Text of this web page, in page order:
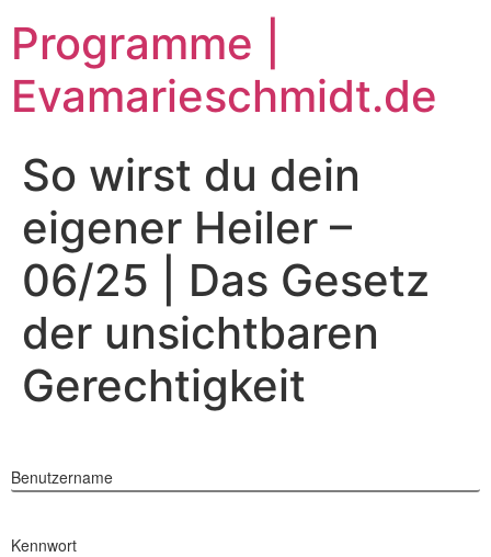
Inhalt
springen
Programme |
Evamarieschmidt.de
So wirst du dein
eigener Heiler –
06/25 | Das Gesetz
der unsichtbaren
Gerechtigkeit
Benutzername
Kennwort